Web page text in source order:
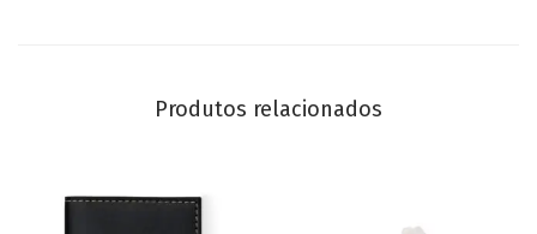
Produtos relacionados